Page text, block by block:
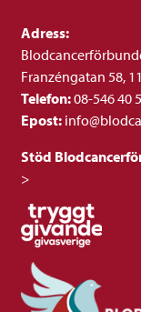
Adress:
Franzéngatan 58,
Telefon:08-546 40
Epost:
Stöd
>